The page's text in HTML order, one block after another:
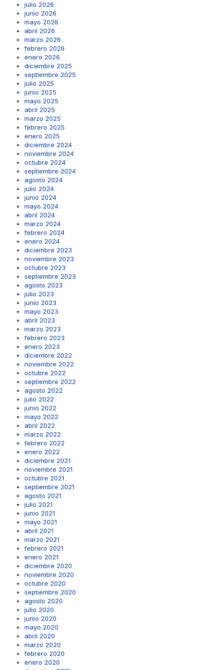
julio 2026
junio 2026
mayo 2026
abril 2026
marzo 2026
febrero 2026
enero 2026
diciembre 2025
septiembre 2025
julio 2025
junio 2025
mayo 2025
abril 2025
marzo 2025
febrero 2025
enero 2025
diciembre 2024
noviembre 2024
octubre 2024
septiembre 2024
agosto 2024
julio 2024
junio 2024
mayo 2024
abril 2024
marzo 2024
febrero 2024
enero 2024
diciembre 2023
noviembre 2023
octubre 2023
septiembre 2023
agosto 2023
julio 2023
junio 2023
mayo 2023
abril 2023
marzo 2023
febrero 2023
enero 2023
diciembre 2022
noviembre 2022
octubre 2022
septiembre 2022
agosto 2022
julio 2022
junio 2022
mayo 2022
abril 2022
marzo 2022
febrero 2022
enero 2022
diciembre 2021
noviembre 2021
octubre 2021
septiembre 2021
agosto 2021
julio 2021
junio 2021
mayo 2021
abril 2021
marzo 2021
febrero 2021
enero 2021
diciembre 2020
noviembre 2020
octubre 2020
septiembre 2020
agosto 2020
julio 2020
junio 2020
mayo 2020
abril 2020
marzo 2020
febrero 2020
enero 2020